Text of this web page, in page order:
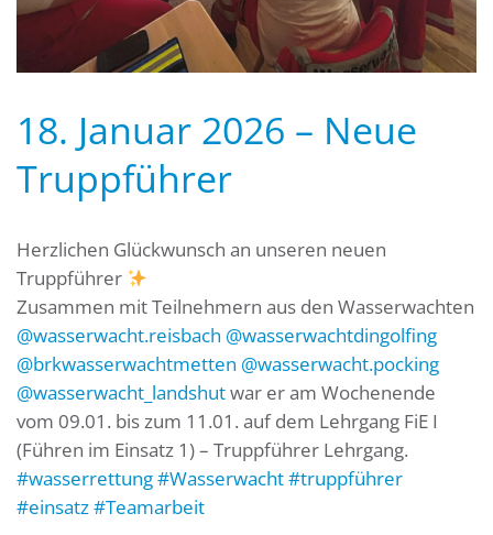
18. Januar 2026 – Neue
Truppführer
Herzlichen Glückwunsch an unseren neuen
Truppführer
Zusammen mit Teilnehmern aus den Wasserwachten
@wasserwacht.reisbach @wasserwachtdingolfing
@brkwasserwachtmetten @wasserwacht.pocking
@wasserwacht_landshutwar er am Wochenende
vom 09.01. bis zum 11.01. auf dem Lehrgang FiE I
(Führen im Einsatz 1) – Truppführer Lehrgang.
#wasserrettung#Wasserwacht#truppführer
#einsatz#Teamarbeit